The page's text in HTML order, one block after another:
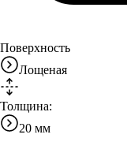
Поверхность
Лощеная
Толщина:
20 мм